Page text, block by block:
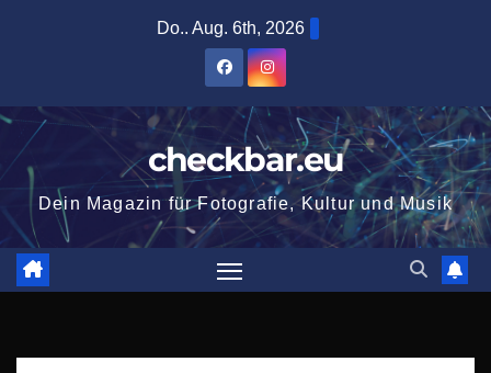
Do.. Aug. 6th, 2026
checkbar.eu
Dein Magazin für Fotografie, Kultur und Musik